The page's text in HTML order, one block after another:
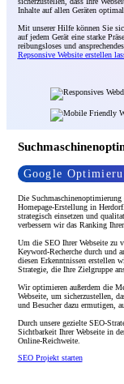
Inhalte auf allen Geräten
Mit unserer Hilfe können Sie
auf jedem Gerät eine starke
reibungsloses und
Repsonsive Website erstellen
Google
Die
Homepage-Erstellung in
strategisch einsetzen und
verbessern wir das Ranking
Um die SEO Ihrer Webseite zu
Keyword-Recherche durch und
diesen Erkenntnissen erstellen
Strategie, die Ihre Zielgruppe
Wir optimieren außerdem die
Webseite, um sicherzustellen,
und Besucher dazu ermutigen,
Durch unsere gezielte SEO-
Sichtbarkeit Ihrer Webseite in
Online-Reichweite.
SEO Projekt starten